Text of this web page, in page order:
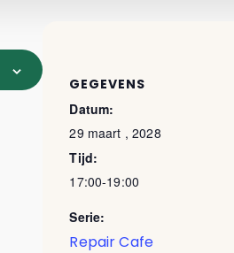
GEGEVENS
Datum:
29 maart , 2028
Tijd:
17:00-19:00
Serie:
Repair Cafe